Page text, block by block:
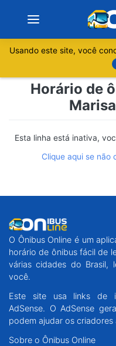
Sobre
São Paulo
Paraná
Rio Grande do Sul
Centro-Oeste
Usando este site, você
Horário de
Esta linha está inativa,
Clique aqui se
O Ônibus Online é um
horário de ônibus fácil de
várias cidades do Brasil,
você.
Este site usa links de
AdSense. O AdSense
podem ajudar os criadores
Sobre o Ônibus Online